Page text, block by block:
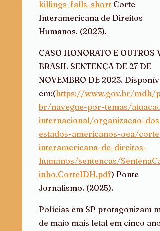
killings-falls-short Corte
Interamericana de Direitos
Humanos. (2023).
CASO HONORATO E OUTROS
BRASIL SENTENÇA DE 27 DE
NOVEMBRO DE 2023.
em:(https://www.gov.br/mdh/
br/navegue-por-temas/atuacao-
internacional/organizacao-dos-
estados-americanos-oea/corte-
interamericana-de-direitos-
humanos/sentencas/
inho.CorteIDH.pdf) Ponte
Jornalismo. (2025).
Polícias em SP protagonizam
de maio mais letal em cinco